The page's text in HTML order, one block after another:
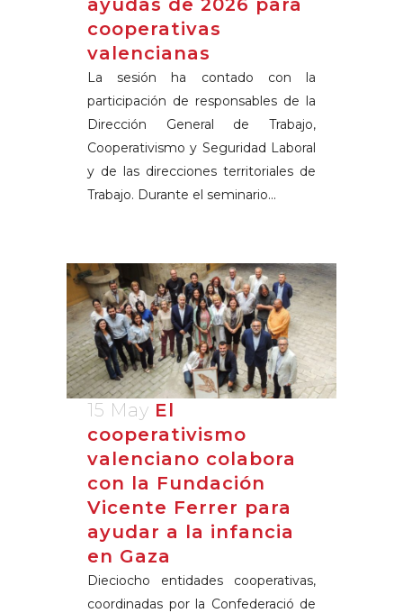
ayudas de 2026 para
cooperativas
valencianas
La sesión ha contado con la
participación de responsables de la
Dirección General de Trabajo,
Cooperativismo y Seguridad Laboral
y de las direcciones territoriales de
Trabajo. Durante el seminario...
15 May El
cooperativismo
valenciano colabora
con la Fundación
Vicente Ferrer para
ayudar a la infancia
en Gaza
Dieciocho entidades cooperativas,
coordinadas por la Confederació de